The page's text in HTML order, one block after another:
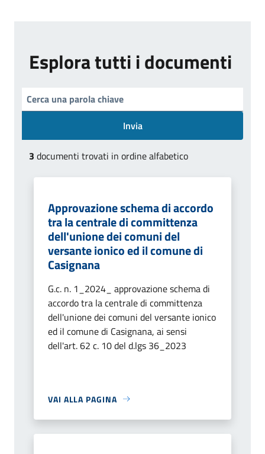
Esplora tutti i documenti
Invia
3 documenti trovati in ordine alfabetico
Approvazione schema di accordo
tra la centrale di committenza
dell'unione dei comuni del
versante ionico ed il comune di
Casignana
G.c. n. 1_2024_ approvazione schema di
accordo tra la centrale di committenza
dell'unione dei comuni del versante ionico
ed il comune di Casignana, ai sensi
dell'art. 62 c. 10 del d.lgs 36_2023
VAI ALLA PAGINA